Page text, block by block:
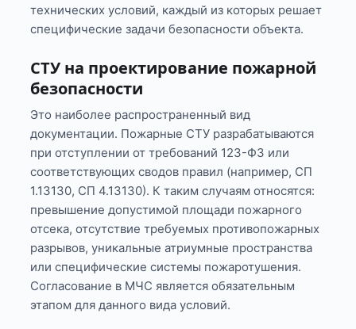
технических условий, каждый из которых решает
специфические задачи безопасности объекта.
СТУ на проектирование пожарной
безопасности
Это наиболее распространенный вид
документации. Пожарные СТУ разрабатываются
при отступлении от требований 123-ФЗ или
соответствующих сводов правил (например, СП
1.13130, СП 4.13130). К таким случаям относятся:
превышение допустимой площади пожарного
отсека, отсутствие требуемых противопожарных
разрывов, уникальные атриумные пространства
или специфические системы пожаротушения.
Согласование в МЧС является обязательным
этапом для данного вида условий.